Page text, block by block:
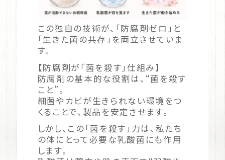
この独自の技術が、「防腐剤ゼロ」と
「生きた菌の共存」を両立させていま
す。
【防腐剤が「菌を殺す」仕組み】
防腐剤の基本的な役割は、“菌を殺す
こと”。
細菌やカビが生きられない環境をつ
くることで、製品を安定させます。
しかし、この「菌を殺す」力は、私たち
の体にとって必要な乳酸菌にも作用
します。